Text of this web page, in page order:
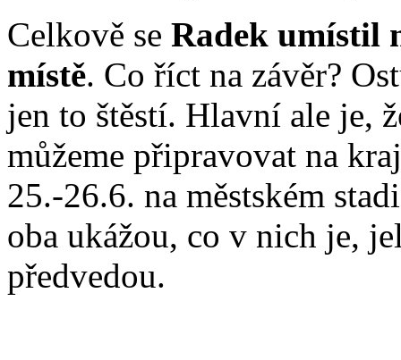
Celkově se Radek umístil
místě. Co říct na závěr?
jen to štěstí. Hlavní ale je,
můžeme připravovat na
25.-26.6. na městském
oba ukážou, co v nich je,
předvedou.